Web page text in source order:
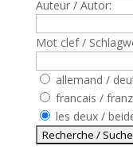
Auteur / Autor:
Mot clef /
allemand /
francais /
les deux /